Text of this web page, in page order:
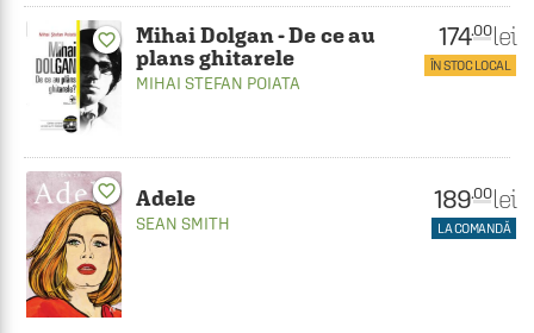
favorite_border
Mihai Dolgan - De ce au
plans ghitarele
MIHAI STEFAN POIATA
174.00 lei
ÎN STOC LOCAL
favorite_border Adele
SEAN SMITH
189.00 lei
LA COMANDĂ